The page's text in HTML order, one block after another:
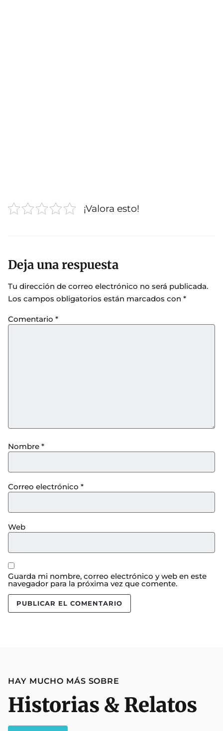
¡Valora esto!
Deja una respuesta
Tu dirección de correo electrónico no será publicada.
Los campos obligatorios están marcados con *
Comentario *
Nombre *
Correo electrónico *
Web
Guarda mi nombre, correo electrónico y web en este
navegador para la próxima vez que comente.
HAY MUCHO MÁS SOBRE
Historias & Relatos